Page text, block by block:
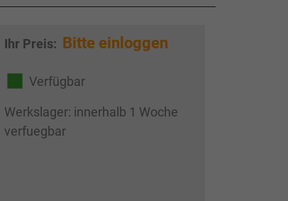
Ihr Preis: Bitte einloggen
Verfügbar
Werkslager: innerhalb 1 Woche
verfuegbar